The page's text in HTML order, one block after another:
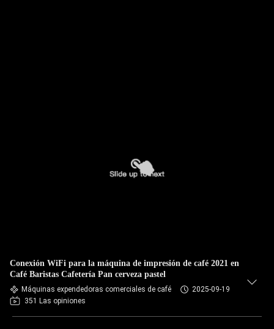
Conexión WiFi para la máquina de impresión de café 2021 en
Café Baristas Cafetería Pan cerveza pastel
Máquinas expendedoras comerciales de café
2025-09-19
351 Las opiniones